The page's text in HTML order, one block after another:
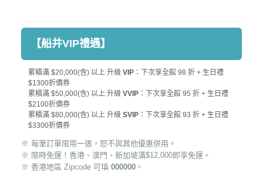
【船井VIP禮遇】
累積滿 $20,000(含) 以上 升級VIP：下次享全館 98 折 + 生日禮
$1300折價券
累積滿 $50,000(含) 以上 升級
$2100折價券
累積滿 $80,000(含) 以上 升級
$3300折價券
※ 每筆訂單限用一張，恕不與其他優惠併用。
※ 限時免運！香港、澳門、新加坡滿$12,000即享免運。
※ 香港地區 Zipcode 可填000000。